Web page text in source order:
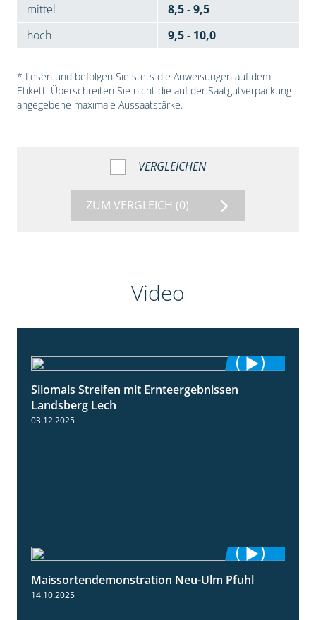
mittel
8,5 - 9,5
hoch
9,5 - 10,0
* Lesen und befolgen Sie stets die Anweisungen auf dem
Etikett. Überschreiten Sie nicht die auf der Saatgutverpackung
angegebene maximale Aussaatstärke.
VERGLEICHEN
ZUM VERGLEICH (0)
Video
11:01
Silomais Streifen mit Ernteergebnissen
Landsberg Lech
03.12.2025
7:10
Maissortendemonstration Neu-Ulm Pfuhl
14.10.2025